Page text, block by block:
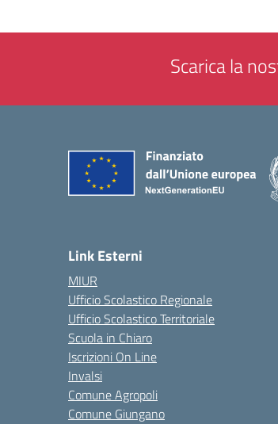
Scarica la
Link Esterni
MIUR
Ufficio Scolastico Regionale
Ufficio Scolastico Territoriale
Scuola in Chiaro
Iscrizioni On Line
Invalsi
Comune Agropoli
Comune Giungano